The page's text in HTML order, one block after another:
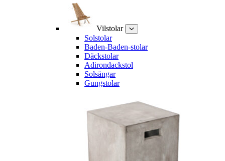
Vilstolar
Solstolar
Baden-Baden-stolar
Däckstolar
Adirondackstol
Solsängar
Gungstolar